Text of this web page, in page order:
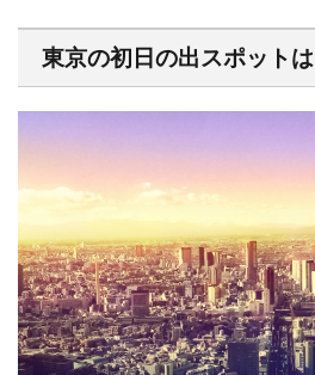
東京の初日の出スポットは